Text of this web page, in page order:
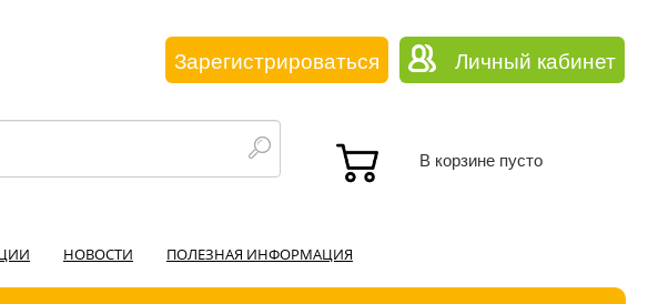
Зарегистрироваться Личный кабинет
В корзине пусто
НОВОСТИ ПОЛЕЗНАЯ ИНФОРМАЦИЯ